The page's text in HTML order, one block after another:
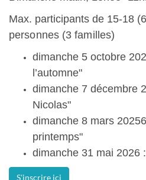
Max. participants de 15-18
personnes (3 familles)
dimanche 5 octobre
l’automne"
dimanche 7 décembre
Nicolas"
dimanche 8 mars
printemps"
dimanche 31 mai 2026
S'inscrire ici